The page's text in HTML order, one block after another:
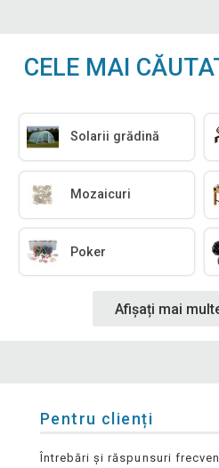
CELE MAI
Solarii grădină
Mozaicuri
Poker
Afișați mai
Pentru clienți
Întrebări și răspunsuri